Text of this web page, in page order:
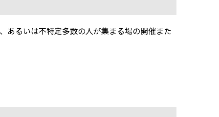
あるいは不特定多数の人が集まる場の開催また